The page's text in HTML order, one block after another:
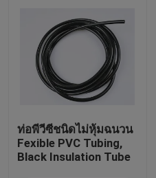
ท่อพีวีซีชนิดไม่หุ้มฉนวน
Fexible PVC Tubing,
Black Insulation Tube